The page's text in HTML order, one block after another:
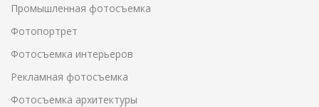
Промышленная фотосъемка
Фотопортрет
Фотосъемка интерьеров
Рекламная фотосъемка
Фотосъемка архитектуры